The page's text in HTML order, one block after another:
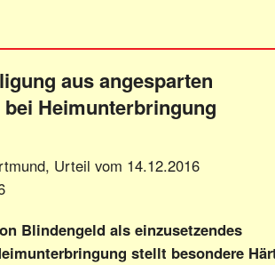
aus angesparten
Heimunterbringung
Urteil vom 14.12.2016
Blindengeld als einzusetzendes
stellt besondere